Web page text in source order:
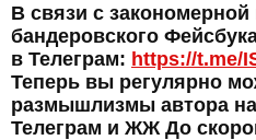
В связи с закономерной
бандеровского
в Телеграм: https://t.me/
Теперь вы регулярно
размышлизмы автора на
Телеграм и ЖЖ До